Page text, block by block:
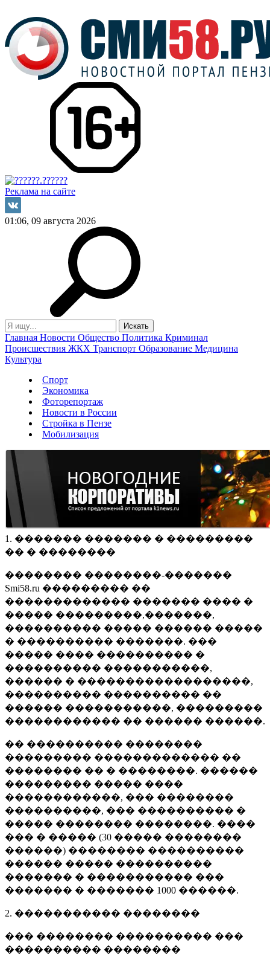
Реклама на сайте
01:06, 09 августа 2026
Главная Новости Общество Политика Криминал
Происшествия ЖКХ Транспорт Образование Медицина
Культура
Спорт
Экономика
Фоторепортаж
Новости в России
Стройка в Пензе
Мобилизация
1. ������� ������� � ���������
�� � ��������
�������� ��������-�������
Smi58.ru ��������� ��
������������� ������� ���� �
����� ���������,�������,
���������� ����� ������ �����
� ���������� �������. ���
����� ���� ���������� �
���������� �����������,
������ � ������������������,
���������� ���������� ��
������ �����������, ���������
������������ �� ������ ������.
�� ���������� ��������
��������� ������������� ��
�������� �� � ��������. ������
��������� ����� ����
������������, ��� ��������
����������, ��� ���������� �
����� �������� ��������. ����
��� � ����� (30 ����� ��������
������) �������� ����������
������ ����� ����������
������� � ����������� ���
������� � ������� 1000 ������.
2. ����������� ��������
��� �������� ���������� ���
���������� ��������